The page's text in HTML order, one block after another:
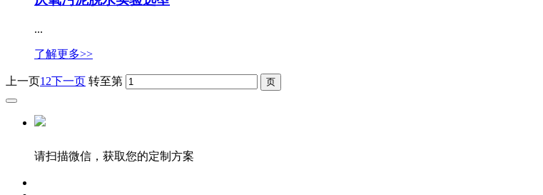
...
了解更多>>
上一页1 2下一页 转至第
请扫描微信，获取您的定制方案